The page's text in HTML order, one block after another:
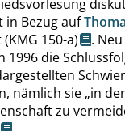
in Bezug auf
(KMG 150-a)
.
1996 die
nämlich sie „in
zu